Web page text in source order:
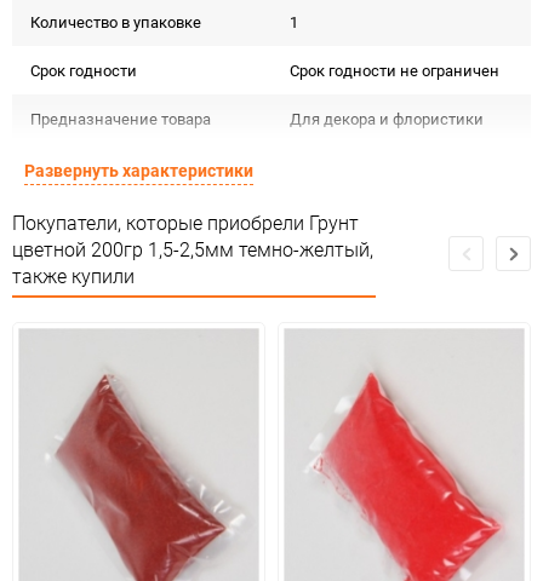
Количество в упаковке
1
Срок годности Срок годности не ограничен
Предназначение товара Для декора и флористики
Сертификация
Особые условия Особых условий не требует
Минимальное количество 1
Развернуть характеристики
Покупатели, которые приобрели Грунт
цветной 200гр 1,5-2,5мм темно-желтый,
также купили